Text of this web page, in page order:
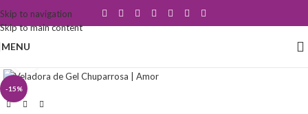
Skip to navigation
Skip to main content
MENU
-15%